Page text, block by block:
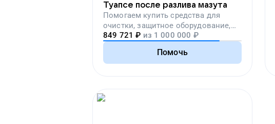
Туапсе после разлива мазута
Помогаем купить средства для
очистки, защитное оборудование,
лекарства, корм и предметы первой
необходимости
849 721 ₽ из 1 000 000 ₽
Помочь